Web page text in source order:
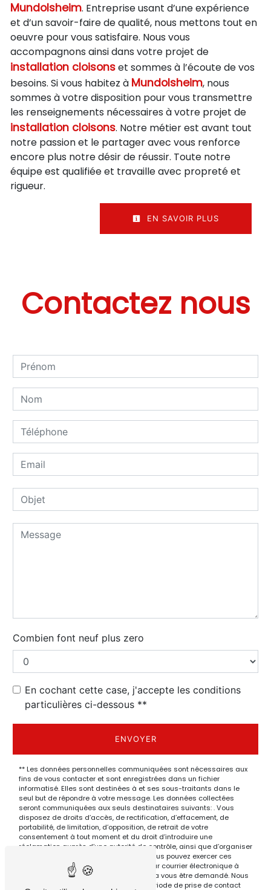
Mundolsheim. Entreprise usant d’une expérience
et d’un savoir-faire de qualité, nous mettons tout en
oeuvre pour vous satisfaire. Nous vous
accompagnons ainsi dans votre projet de
installation cloisonset sommes à l’écoute de vos
besoins. Si vous habitez à Mundolsheim, nous
sommes à votre disposition pour vous transmettre
les renseignements nécessaires à votre projet de
installation cloisons. Notre métier est avant tout
notre passion et le partager avec vous renforce
encore plus notre désir de réussir. Toute notre
équipe est qualifiée et travaille avec propreté et
rigueur.
EN SAVOIR PLUS
Contactez nous
Combien font neuf plus zero
En cochant cette case, j'accepte les conditions
particulières ci-dessous **
ENVOYER
** Les données personnelles communiquées sont nécessaires aux
fins de vous contacter et sont enregistrées dans un fichier
informatisé. Elles sont destinées à et ses sous-traitants dans le
seul but de répondre à votre message. Les données collectées
seront communiquées aux seuls destinataires suivants: . Vous
disposez de droits d’accès, de rectification, d’effacement, de
portabilité, de limitation, d’opposition, de retrait de votre
consentement à tout moment et du droit d’introduire une
réclamation auprès d’une autorité de contrôle, ainsi que d’organiser
le sort de vos données post-mortem. Vous pouvez exercer ces
droits par voie postale à l'adresse ou par courrier électronique à
l'adresse . Un justificatif d'identité pourra vous être demandé. Nous
conservons vos données pendant la période de prise de contact